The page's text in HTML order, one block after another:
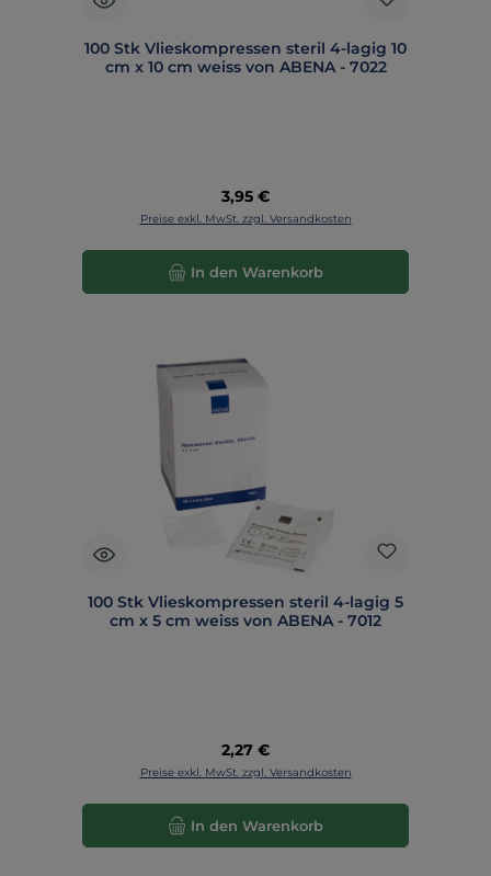
100 Stk Vlieskompressen steril 4-lagig 10
cm x 10 cm weiss von ABENA - 7022
Regulärer Preis:
3,95 €
Preise exkl. MwSt. zzgl. Versandkosten
In den Warenkorb
100 Stk Vlieskompressen steril 4-lagig 5
cm x 5 cm weiss von ABENA - 7012
Regulärer Preis:
2,27 €
Preise exkl. MwSt. zzgl. Versandkosten
In den Warenkorb